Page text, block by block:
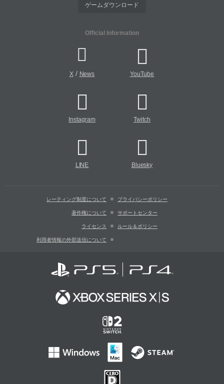
ゲームダウンロード
Official Information
X/ News YouTube
Instagram Twitch
LINE Bluesky
レーティング制度について プライバシーポリシー
著作権について サポートセンター
ライセンス ルール＆ポリシー
利用者情報の外部送信について